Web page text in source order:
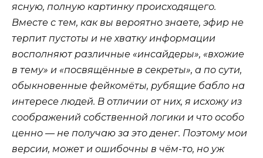
ясную, полную картинку происходящего.
Вместе с тем, как вы вероятно знаете, эфир не
терпит пустоты и не хватку информации
восполняют различные «инсайдеры», «вхожие
в тему» и «посвящённые в секреты», а по сути,
обыкновенные фейкомёты, рубящие бабло на
интересе людей. В отличии от них, я исхожу из
соображений собственной логики и что особо
ценно — не получаю за это денег. Поэтому мои
версии, может и ошибочны в чём-то, но уж